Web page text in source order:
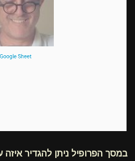
במסך הפרופיל ניתן להגדיר